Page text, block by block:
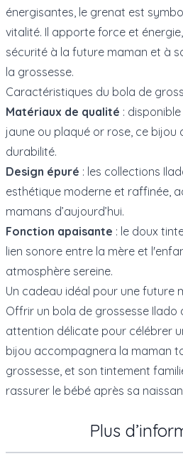
énergisantes, le grenat est
vitalité. Il apporte force et
sécurité à la future maman et à
la grossesse.
Caractéristiques du bola de
Matériaux de qualité :
jaune ou plaqué or rose, ce bijou
durabilité.
Design épuré : les collections
esthétique moderne et raffinée,
mamans d’aujourd’hui.
Fonction apaisante : le doux
lien sonore entre la mère et
atmosphère sereine.
Un cadeau idéal pour une future
Offrir un bola de grossesse Ilado
attention délicate pour célébrer
bijou accompagnera la maman
grossesse, et son tintement
rassurer le bébé après sa
Plus